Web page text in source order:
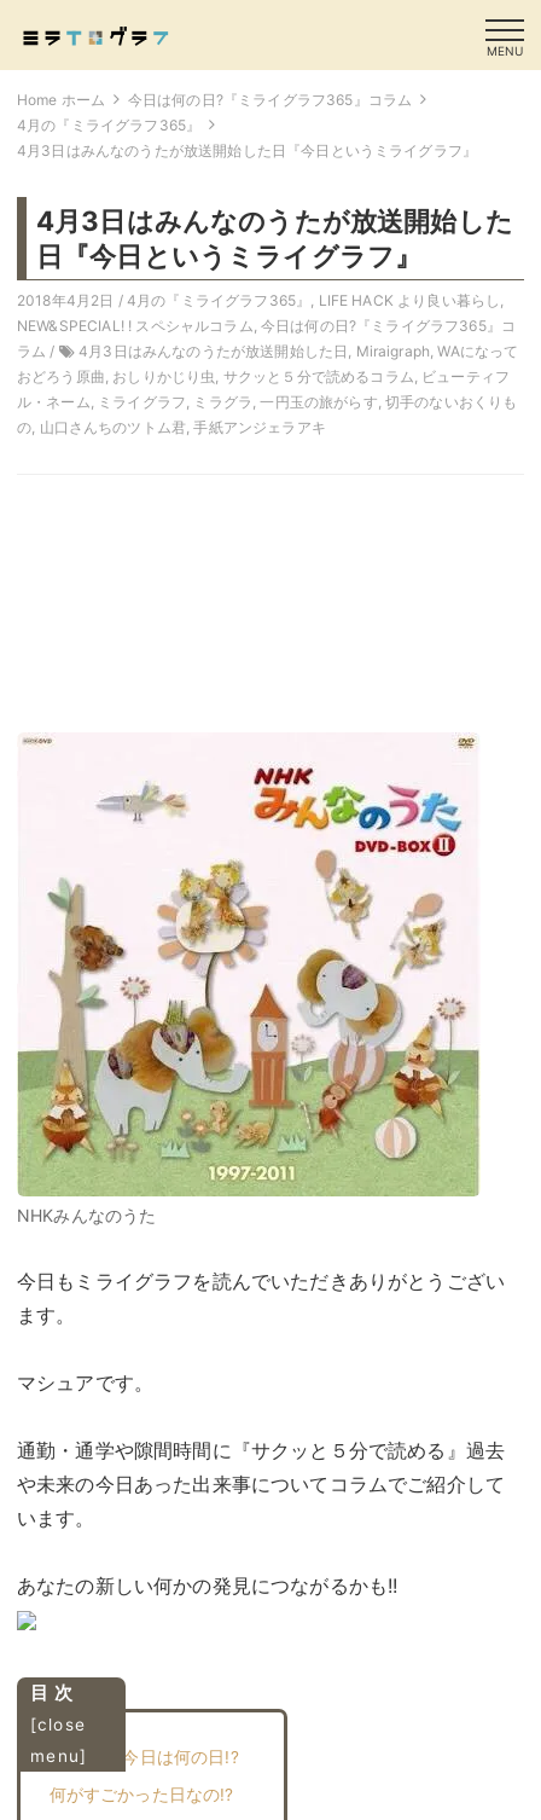
MENU
Home ホーム
今日は何の日?『ミライグラフ365』コラム
4月の『ミライグラフ365』
4月3日はみんなのうたが放送開始した日『今日というミライグラフ』
4月3日はみんなのうたが放送開始した
日『今日というミライグラフ』
2018年4月2日 / 4月の『ミライグラフ365』 , LIFE HACK より良い暮らし ,
NEW&SPECIAL! ! スペシャルコラム,今日は何の日?『ミライグラフ365』コ
ラム / 4月3日はみんなのうたが放送開始した日 , Miraigraph,WAになって
おどろう原曲, おしりかじり虫, サクッと５分で読めるコラム, ビューティフ
ル・ネーム, ミライグラフ, ミラグラ ,一円玉の旅がらす,切手のないおくりも
の, 山口さんちのツトム君,手紙アンジェラアキ
NHKみんなのうた
今日もミライグラフを読んでいただきありがとうござい
ます。
マシュアです。
通勤・通学や隙間時間に『サクッと５分で読める』過去
や未来の今日あった出来事についてコラムでご紹介して
います。
あなたの新しい何かの発見につながるかも!!
目 次
[close
menu]
4月3日は今日は何の日!?
何がすごかった日なの!?︎